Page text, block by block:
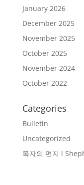
January 2026
December 2025
November 2025
October 2025
November 2024
October 2022
Categories
Bulletin
Uncategorized
목자의 편지 l